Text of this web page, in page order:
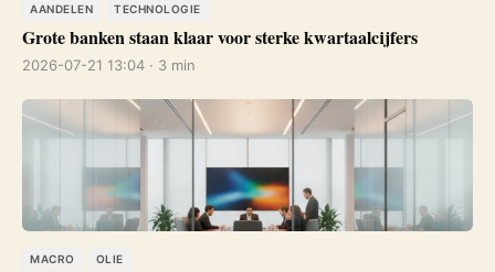
AANDELEN TECHNOLOGIE
Grote banken staan klaar voor sterke kwartaalcijfers
2026-07-21 13:04 · 3 min
MACRO OLIE